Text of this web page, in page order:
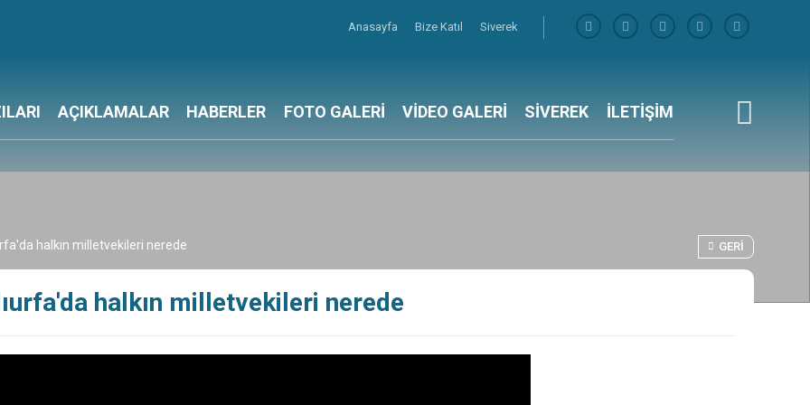
Anasayfa Bize Katıl Siverek
AÇIKLAMALAR HABERLER FOTO GALERİ VİDEO GALERİ SİVEREK İLETİŞİM
halkın milletvekileri nerede GERI
halkın milletvekileri nerede